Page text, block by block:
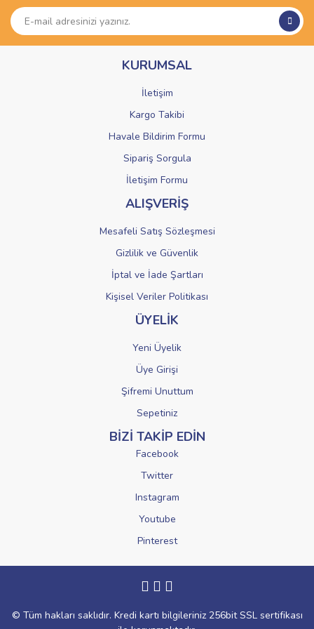
Ürün açıklamasında eksik bilgiler bulunuyor.
Ürün bilgilerinde hatalar bulunuyor.
Ürün fiyatı diğer sitelerden daha pahalı.
Gönder
KURUMSAL
İletişim
Kargo Takibi
Havale Bildirim Formu
Sipariş Sorgula
İletişim Formu
ALIŞVERİŞ
Mesafeli Satış Sözleşmesi
Gizlilik ve Güvenlik
İptal ve İade Şartları
Kişisel Veriler Politikası
ÜYELİK
Yeni Üyelik
Üye Girişi
Şifremi Unuttum
Sepetiniz
BİZİ TAKİP EDİN
Facebook
Twitter
Instagram
Youtube
Pinterest
© Tüm hakları saklıdır. Kredi kartı bilgileriniz 256bit SSL sertifikası